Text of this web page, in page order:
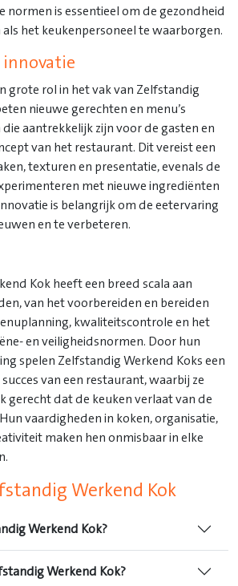
normen is essentieel om de gezondheid
het keukenpersoneel te waarborgen.
grote rol in het vak van Zelfstandig
nieuwe gerechten en menu’s
aantrekkelijk zijn voor de gasten en
van het restaurant. Dit vereist een
texturen en presentatie, evenals de
met nieuwe ingrediënten
is belangrijk om de eetervaring
en te verbeteren.
Kok heeft een breed scala aan
van het voorbereiden en bereiden
kwaliteitscontrole en het
en veiligheidsnormen. Door hun
spelen Zelfstandig Werkend Koks een
van een restaurant, waarbij ze
gerecht dat de keuken verlaat van de
vaardigheden in koken, organisatie,
maken hen onmisbaar in elke
Werkend Kok
Werkend Kok?
Werkend Kok?